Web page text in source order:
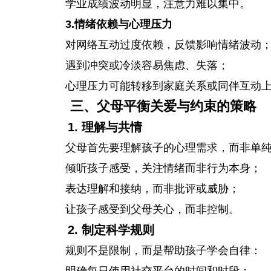
学业成绩波动明显，注意力难以集中。
3.情绪依赖与心理压力
对网络互动过度依赖，反馈影响情绪波动；
遇到冲突或冷淡容易焦虑、失落；
心理压力可能转移到家庭关系或同伴互动上
三、父母平衡关爱与约束的策略
1. 理解与共情
父母首先要理解孩子的心理需求，而非单纯
倾听孩子感受，关注情绪而非行为本身；
表达理解和接纳，而非批评或威胁；
让孩子感受到父母关心，而非控制。
2. 制定科学规则
规则不是限制，而是帮助孩子学会自律：